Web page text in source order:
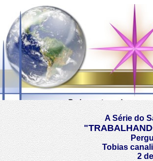
A Série do
Tobias
2